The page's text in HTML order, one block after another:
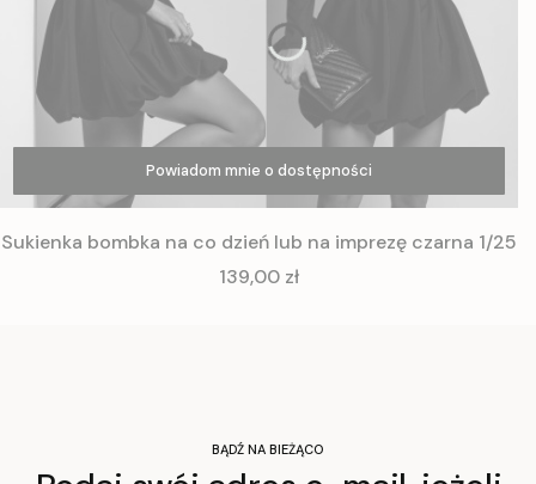
Zobacz produkt
Powiadom mnie o dostępności
Sukienka bombka na co dzień lub na imprezę czarna 1/25
Cena
139,00 zł
BĄDŹ NA BIEŻĄCO